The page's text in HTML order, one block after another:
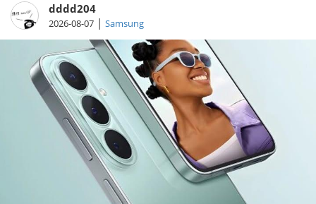
dddd204
2026-08-07 | Samsung